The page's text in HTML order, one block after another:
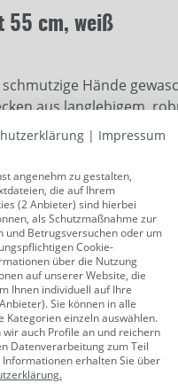
55 cm, weiß
Hände
aus langlebigem,
auch Stöße und
Becken sind
"Compact" ist 550
| Impressum
angenehm zu gestalten,
die auf Ihrem
(2 Anbieter) sind hierbei
als Schutzmaßnahme zur
und Betrugsversuchen oder um
Cookie-
über die Nutzung
auf unserer Website, die
Ihnen individuell auf Ihre
Sie können in alle
Kategorien einzeln auswählen.
auch Profile an und reichern
Datenverarbeitung zum Teil
erhalten Sie über
.